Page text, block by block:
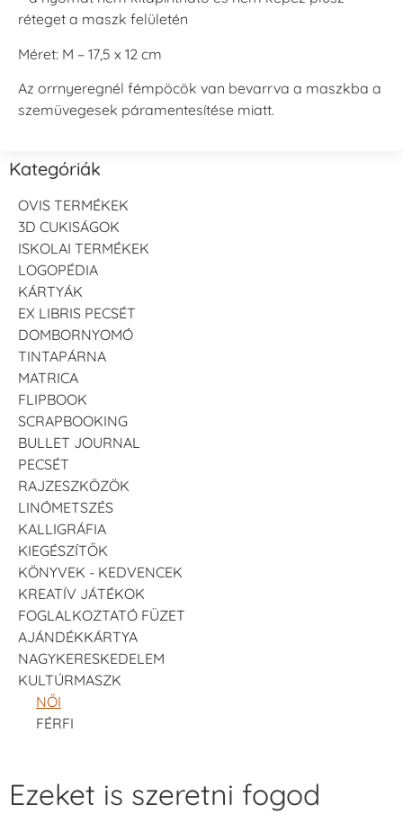
réteget a maszk felületén
Méret: M – 17,5 x 12 cm
Az orrnyeregnél fémpöcök van bevarrva a maszkba a
szemüvegesek páramentesítése miatt.
Kategóriák
OVIS TERMÉKEK
3D CUKISÁGOK
ISKOLAI TERMÉKEK
LOGOPÉDIA
KÁRTYÁK
EX LIBRIS PECSÉT
DOMBORNYOMÓ
TINTAPÁRNA
MATRICA
FLIPBOOK
SCRAPBOOKING
BULLET JOURNAL
PECSÉT
RAJZESZKÖZÖK
LINÓMETSZÉS
KALLIGRÁFIA
KIEGÉSZÍTŐK
KÖNYVEK - KEDVENCEK
KREATÍV JÁTÉKOK
FOGLALKOZTATÓ FÜZET
AJÁNDÉKKÁRTYA
NAGYKERESKEDELEM
KULTÚRMASZK
NŐI
FÉRFI
Ezeket is szeretni fogod